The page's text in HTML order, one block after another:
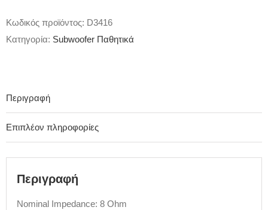
Κωδικός προϊόντος: D3416
Κατηγορία: Subwoofer Παθητικά
Περιγραφή
Επιπλέον πληροφορίες
Περιγραφή
Nominal Impedance: 8 Ohm